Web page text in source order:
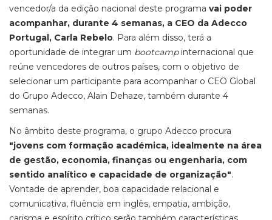
vencedor/a da edição nacional deste programa vai poder
acompanhar, durante 4 semanas, a CEO da Adecco
Portugal, Carla Rebelo. Para além disso, terá a
oportunidade de integrar um bootcampinternacional que
reúne vencedores de outros países, com o objetivo de
selecionar um participante para acompanhar o CEO Global
do Grupo Adecco, Alain Dehaze, também durante 4
semanas.
No âmbito deste programa, o grupo Adecco procura
"jovens com formação académica, idealmente na área
de gestão, economia, finanças ou engenharia, com
sentido analítico e capacidade de organização".
Vontade de aprender, boa capacidade relacional e
comunicativa, fluência em inglês, empatia, ambição,